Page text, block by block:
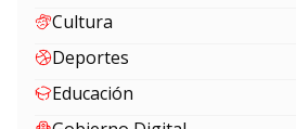
Cultura
Deportes
Educación